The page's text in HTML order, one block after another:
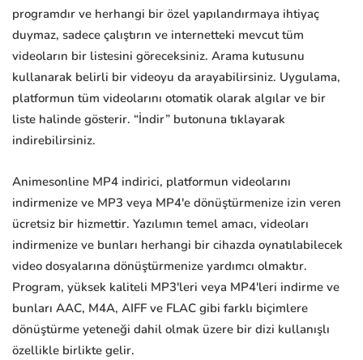
programdır ve herhangi bir özel yapılandırmaya ihtiyaç
duymaz, sadece çalıştırın ve internetteki mevcut tüm
videoların bir listesini göreceksiniz. Arama kutusunu
kullanarak belirli bir videoyu da arayabilirsiniz. Uygulama,
platformun tüm videolarını otomatik olarak algılar ve bir
liste halinde gösterir. “İndir” butonuna tıklayarak
indirebilirsiniz.
Animesonline MP4 indirici, platformun videolarını
indirmenize ve MP3 veya MP4'e dönüştürmenize izin veren
ücretsiz bir hizmettir. Yazılımın temel amacı, videoları
indirmenize ve bunları herhangi bir cihazda oynatılabilecek
video dosyalarına dönüştürmenize yardımcı olmaktır.
Program, yüksek kaliteli MP3'leri veya MP4'leri indirme ve
bunları AAC, M4A, AIFF ve FLAC gibi farklı biçimlere
dönüştürme yeteneği dahil olmak üzere bir dizi kullanışlı
özellikle birlikte gelir.